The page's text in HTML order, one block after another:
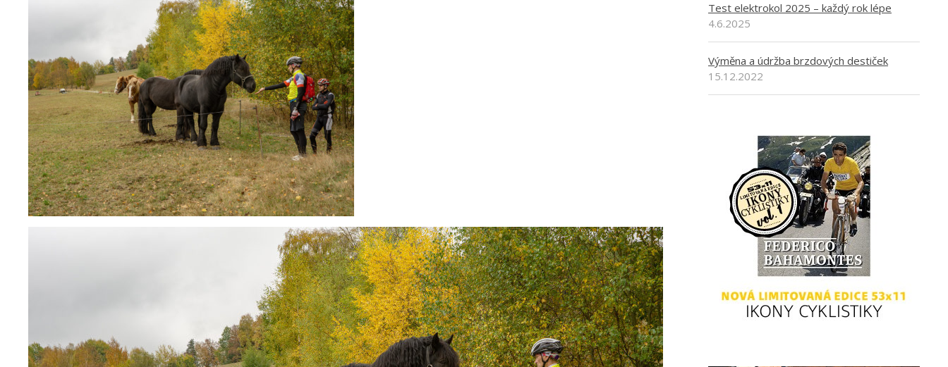
Test elektrokol 2025 – každý rok lépe
4.6.2025
Výměna a údržba brzdových destiček
15.12.2022